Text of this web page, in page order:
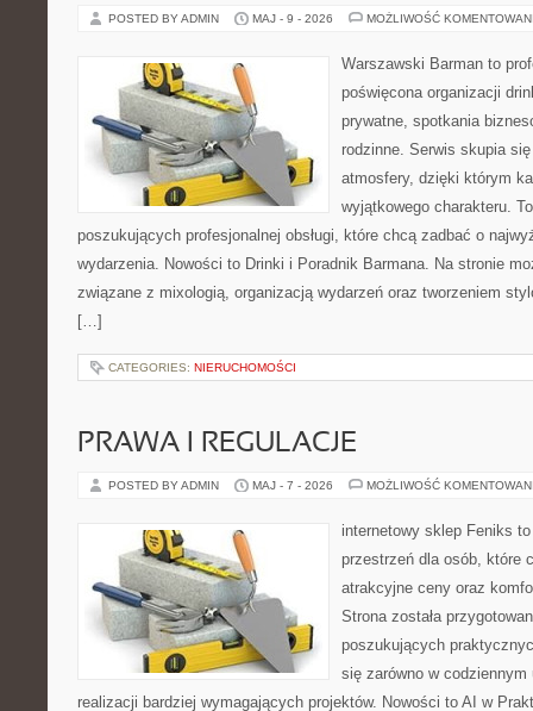
POSTED BY ADMIN MAJ - 9 - 2026 MOŻLIWOŚĆ
Warszawski Barman to
poświęcona organizacji
prywatne, spotkania
rodzinne. Serwis skupia
atmosfery, dzięki którym
wyjątkowego charakteru.
poszukujących profesjonalnej obsługi, które chcą zadbać o
wydarzenia. Nowości to Drinki i Poradnik Barmana. Na stronie
związane z mixologią, organizacją wydarzeń oraz tworzeniem
[…]
CATEGORIES: NIERUCHOMOŚCI
PRAWA I REGULACJE
POSTED BY ADMIN MAJ - 7 - 2026 MOŻLIWOŚĆ
internetowy sklep Feniks
przestrzeń dla osób, które
atrakcyjne ceny oraz
Strona została
poszukujących
się zarówno w
realizacji bardziej wymagających projektów. Nowości to AI w